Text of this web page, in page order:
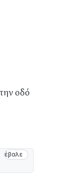
οδό
έβαλε